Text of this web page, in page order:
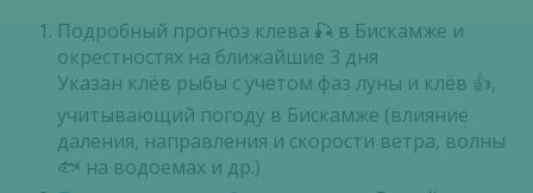
Подробный прогноз клева 🎣 в Бискамже и
окрестностях на ближайшие 3 дня
Указан клёв рыбы с учетом фаз луны и клёв 👍,
учитывающий погоду в Бискамже (влияние
даления, направления и скорости ветра, волны
🐟 на водоемах и др.)